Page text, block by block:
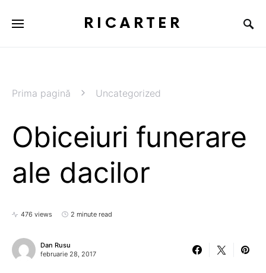
RICARTER
Prima pagină Uncategorized
Obiceiuri funerare
ale dacilor
476 views 2 minute read
Dan Rusu
februarie 28, 2017